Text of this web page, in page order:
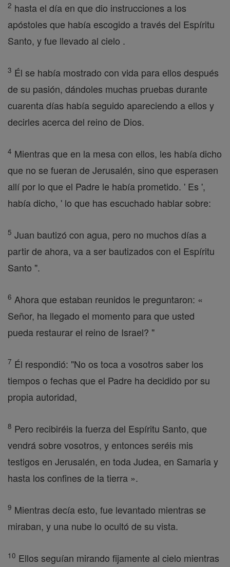
2 hasta el día en que dio instrucciones a los
apóstoles que había escogido a través del Espíritu
Santo, y fue llevado al cielo .
3 Él se había mostrado con vida para ellos después
de su pasión, dándoles muchas pruebas durante
cuarenta días había seguido apareciendo a ellos y
decirles acerca del reino de Dios.
4 Mientras que en la mesa con ellos, les había dicho
que no se fueran de Jerusalén, sino que esperasen
allí por lo que el Padre le había prometido. ' Es ',
había dicho, ' lo que has escuchado hablar sobre:
5 Juan bautizó con agua, pero no muchos días a
partir de ahora, va a ser bautizados con el Espíritu
Santo ".
6 Ahora que estaban reunidos le preguntaron: «
Señor, ha llegado el momento para que usted
pueda restaurar el reino de Israel? "
7 Él respondió: "No os toca a vosotros saber los
tiempos o fechas que el Padre ha decidido por su
propia autoridad,
8 Pero recibiréis la fuerza del Espíritu Santo, que
vendrá sobre vosotros, y entonces seréis mis
testigos en Jerusalén, en toda Judea, en Samaria y
hasta los confines de la tierra ».
9 Mientras decía esto, fue levantado mientras se
miraban, y una nube lo ocultó de su vista.
10 Ellos seguían mirando fijamente al cielo mientras